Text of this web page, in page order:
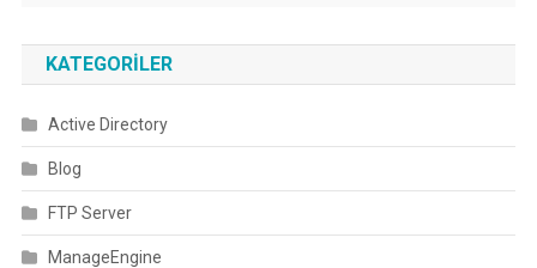
KATEGORILER
Active Directory
Blog
FTP Server
ManageEngine